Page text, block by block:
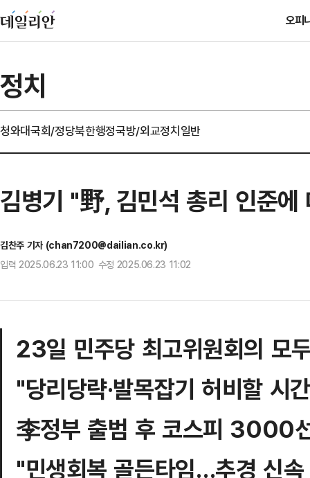
오피
정치
청와대국회/정당북한행정국방/외교정치일반
김병기 "野, 김민석 총리 인준에
김찬주 기자 (chan7200@dailian.co.kr)
입력 2025.06.23 11:00 수정 2025.06.23 11:02
23일 민주당 최고위원회의 모
"당리당략·발목잡기 허비할 시
李정부 출범 후 코스피 3000
"민생회복 골든타임…추경 신